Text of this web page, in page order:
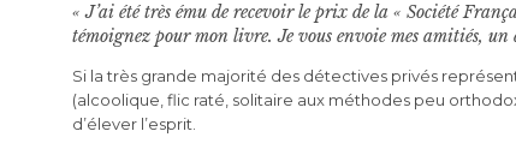
« J’ai été très ému de recevoir le prix de la « Société
témoignez pour mon livre. Je vous envoie mes amitiés,
Si la très grande majorité des détectives privés
(alcoolique, flic raté, solitaire aux méthodes peu
d’élever l’esprit.